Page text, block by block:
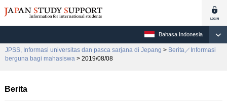
Bahasa Indonesia
JPSS, Informasi universitas dan pasca sarjana di Jepang > Berita／Informasi
berguna bagi mahasiswa > 2019/08/08
Berita